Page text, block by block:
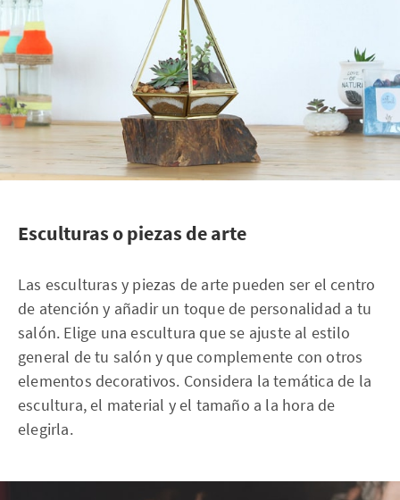
Esculturas o piezas de arte
Las esculturas y piezas de arte pueden ser el centro
de atención y añadir un toque de personalidad a tu
salón. Elige una escultura que se ajuste al estilo
general de tu salón y que complemente con otros
elementos decorativos. Considera la temática de la
escultura, el material y el tamaño a la hora de
elegirla.